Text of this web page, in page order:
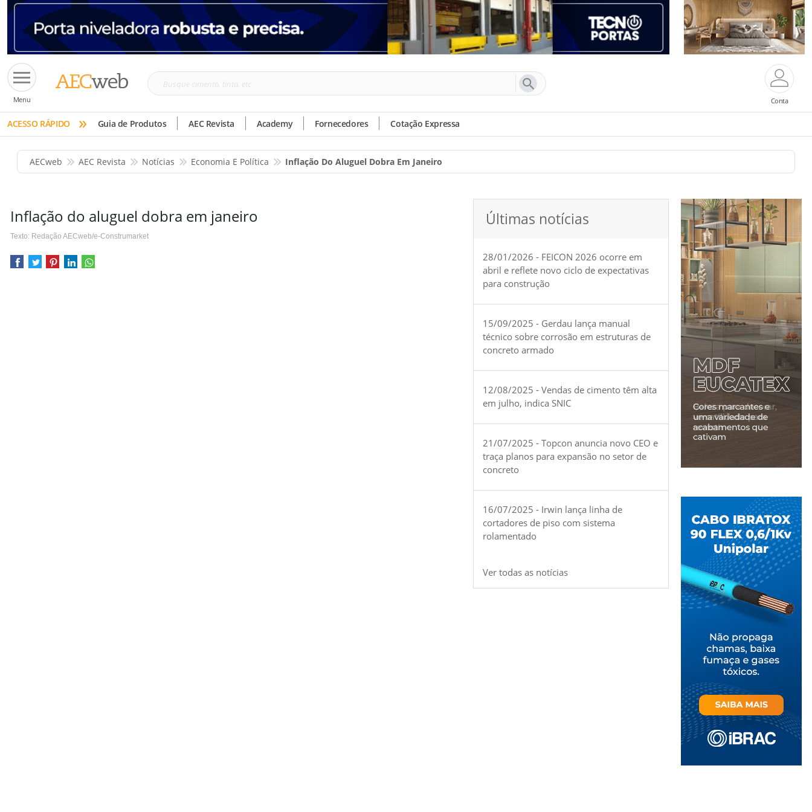
Menu
Busque
tinta,
etc
Conta
ACESSO RÁPIDO » Guia de Produtos AEC Revista Academy Fornecedores Cotação Expressa
AECweb AEC Revista Notícias Economia E Política Inflação Do Aluguel Dobra Em Janeiro
Inflação do aluguel dobra em janeiro
Texto: Redação AECweb/e-Construmarket
Últimas notícias
28/01/2026 - FEICON 2026 ocorre em
abril e reflete novo ciclo de expectativas
para construção
15/09/2025 - Gerdau lança manual
técnico sobre corrosão em estruturas de
concreto armado
12/08/2025 - Vendas de cimento têm alta
em julho, indica SNIC
21/07/2025 - Topcon anuncia novo CEO e
traça planos para expansão no setor de
concreto
16/07/2025 - Irwin lança linha de
cortadores de piso com sistema
rolamentado
Ver todas as notícias